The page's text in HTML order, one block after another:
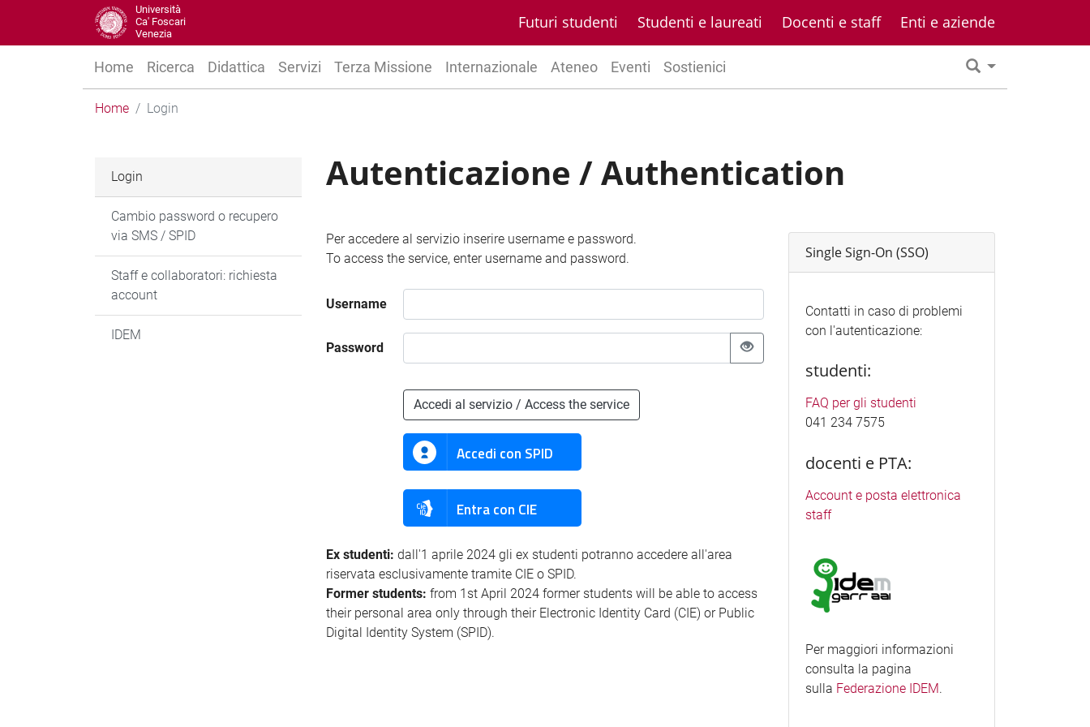
Università
Ca' Foscari
Venezia
Futuri studenti Studenti e laureati Docenti e staff Enti e aziende
Home Ricerca Didattica Servizi Terza Missione Internazionale Ateneo Eventi Sostienici
Home Login
Autenticazione / Authentication
Per accedere al servizio inserire username e password.
To access the service, enter username and password.
Username
Password
Accedi al servizio / Access the service
Accedi con SPID
Entra con CIE
Ex studenti: dall'1 aprile 2024 gli ex studenti potranno accedere all'area
riservata esclusivamente tramite CIE o SPID.
Former students: from 1st April 2024 former students will be able to access
their personal area only through their Electronic Identity Card (CIE) or Public
Digital Identity System (SPID).
Single Sign-On (SSO)
Contatti in caso di problemi
con l'autenticazione:
studenti:
FAQ per gli studenti
041 234 7575
docenti e PTA:
Account e posta elettronica
staff
Per maggiori informazioni
consulta la pagina
sulla Federazione IDEM.
Login
Cambio password o recupero
via SMS / SPID
Staff e collaboratori: richiesta
account
IDEM